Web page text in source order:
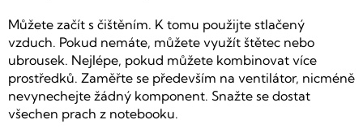
Můžete začít s čištěním. K tomu použijte stlačený
vzduch. Pokud nemáte, můžete využít štětec nebo
ubrousek. Nejlépe, pokud můžete kombinovat více
prostředků. Zaměřte se především na ventilátor, nicméně
nevynechejte žádný komponent. Snažte se dostat
všechen prach z notebooku.